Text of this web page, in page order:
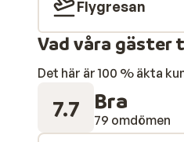
Flygresan
Vad våra gäster
Det här är 100 % äkta
7.7 Bra
79 omdömen